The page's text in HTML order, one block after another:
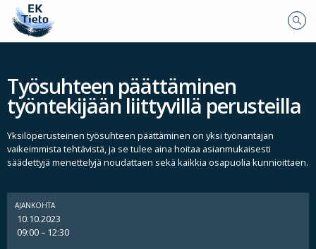
Työsuhteen päättäminen
työntekijään liittyvillä perusteilla
Yksilöperusteinen työsuhteen päättäminen on yksi työnantajan
vaikeimmista tehtävistä, ja se tulee aina hoitaa asianmukaisesti
säädettyjä menettelyjä noudattaen sekä kaikkia osapuolia kunnioittaen.
AJANKOHTA
10.10.2023
09:00 – 12:30